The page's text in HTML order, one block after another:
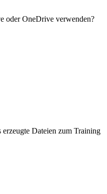
oder OneDrive verwenden?
erzeugte Dateien zum Training